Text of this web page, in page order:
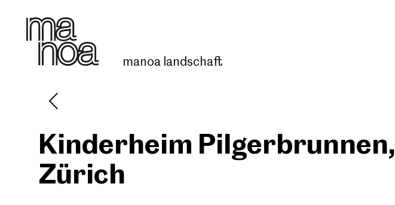
Start
Über manoa
manoa landschaft
Kinderheim Pilgerbrunnen,
Zürich